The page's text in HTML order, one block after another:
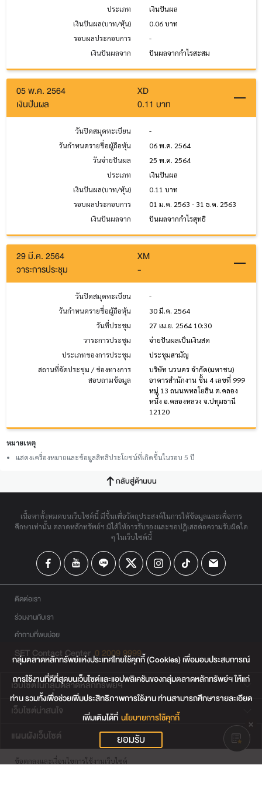
ประเภท
เงินปันผล
เงินปันผล(บาท/หุ้น)
0.06 บาท
รอบผลประกอบการ
-
เงินปันผลจาก
ปันผลจากกำไรสะสม
05 พ.ค. 2564
XD
เงินปันผล
0.11 บาท
วันปิดสมุดทะเบียน
-
วันกำหนดรายชื่อผู้ถือหุ้น
06 พ.ค. 2564
วันจ่ายปันผล
25 พ.ค. 2564
ประเภท
เงินปันผล
เงินปันผล(บาท/หุ้น)
0.11 บาท
รอบผลประกอบการ
01 ม.ค. 2563 - 31 ธ.ค. 2563
เงินปันผลจาก
ปันผลจากกำไรสุทธิ
29 มี.ค. 2564
XM
วาระการประชุม
-
วันปิดสมุดทะเบียน
-
วันกำหนดรายชื่อผู้ถือหุ้น
30 มี.ค. 2564
วันที่ประชุม
27 เม.ย. 2564 10:30
วาระการประชุม
จ่ายปันผลเป็นเงินสด
ประเภทของการประชุม
ประชุมสามัญ
สถานที่จัดประชุม / ช่องทางการ
สอบถามข้อมูล
บริษัท นวนคร จำกัด(มหาชน)
อาคารสำนักงาน ชั้น 4 เลขที่ 999
หมู่ 13 ถนนพหลโยธิน ต.คลอง
หนึ่ง อ.คลองหลวง จ.ปทุมธานี
12120
หมายเหตุ
แสดงเครื่องหมายและข้อมูลสิทธิประโยชน์ที่เกิดขึ้นในรอบ 5 ปี
กลับสู่ด้านบน
เนื้อหาทั้งหมดบนเว็บไซต์นี้ มีขึ้นเพื่อวัตถุประสงค์ในการให้ข้อมูลและเพื่อการ
ศึกษาเท่านั้น ตลาดหลักทรัพย์ฯ มิได้ให้การรับรองและขอปฏิเสธต่อความรับผิดใด
ๆ ในเว็บไซต์นี้
ติดต่อเรา
ร่วมงานกับเรา
คำถามที่พบบ่อย
SET Contact Center 0 2009 9999
เว็บไซต์ในกลุ่มตลาดหลักทรัพย์ฯ
เว็บไซต์น่าสนใจ
แผนผังเว็บไซต์
ข้อตกลงและเงื่อนไขการใช้งานเว็บไซต์
กลุ่มตลาดหลักทรัพย์แห่งประเทศไทยใช้คุกกี้ (Cookies) เพื่อมอบประสบการณ์
การใช้งานที่ดีที่สุดบนเว็บไซต์และแอปพลิเคชันของกลุ่มตลาดหลักทรัพย์ฯ ให้แก่
ท่าน รวมทั้งเพื่อช่วยเพิ่มประสิทธิภาพการใช้งาน ท่านสามารถศึกษารายละเอียด
เพิ่มเติมได้ที่ นโยบายการใช้คุกกี้
ยอมรับ